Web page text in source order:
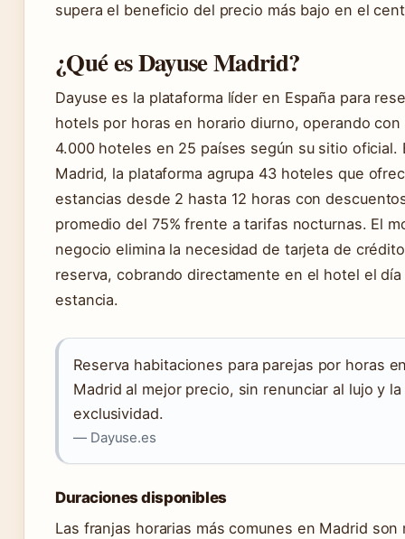
supera el beneficio del precio más bajo en el
¿Qué es Dayuse Madrid?
Dayuse es la plataforma líder en España para
hotels por horas en horario diurno, operando con
4.000 hoteles en 25 países según su sitio oficial.
Madrid, la plataforma agrupa 43 hoteles que
estancias desde 2 hasta 12 horas con
promedio del 75% frente a tarifas nocturnas. El
negocio elimina la necesidad de tarjeta de
reserva, cobrando directamente en el hotel el día
estancia.
Reserva habitaciones para parejas por horas
Madrid al mejor precio, sin renunciar al lujo y la
exclusividad.
— Dayuse.es
Duraciones disponibles
Las franjas horarias más comunes en Madrid son